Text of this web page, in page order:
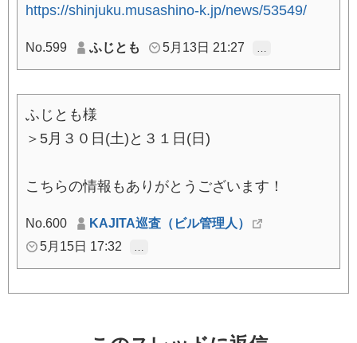
https://shinjuku.musashino-k.jp/news/53549/
No.599 ふじとも 5月13日 21:27
ふじとも様
＞5月３０日(土)と３１日(日)
こちらの情報もありがとうございます！
No.600
KAJITA巡査（ビル管理人）
5月15日 17:32